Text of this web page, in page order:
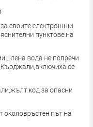
своите електроннни
пунктове на
вода не попречи
Кърджали,включиха се
код за опасни
околовръстен път на